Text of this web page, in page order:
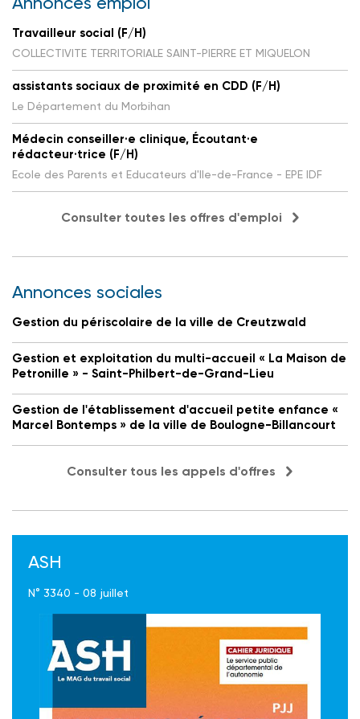
Travailleur social (F/H)
COLLECTIVITE TERRITORIALE SAINT-PIERRE ET MIQUELON
assistants sociaux de proximité en CDD (F/H)
Le Département du Morbihan
Médecin conseiller·e clinique, Écoutant·e
rédacteur·trice (F/H)
Ecole des Parents et Educateurs d'Ile-de-France - EPE IDF
Consulter toutes les offres d'emploi
Annonces sociales
Gestion du périscolaire de la ville de Creutzwald
Gestion et exploitation du multi-accueil « La Maison de
Petronille » - Saint-Philbert-de-Grand-Lieu
Gestion de l'établissement d'accueil petite enfance «
Marcel Bontemps » de la ville de Boulogne-Billancourt
Consulter tous les appels d'offres
ASH
N° 3340 - 08 juillet